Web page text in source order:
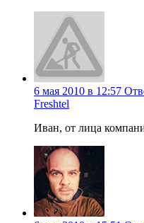
6 мая 2010 в 12:57
Freshtel
Иван, от лица